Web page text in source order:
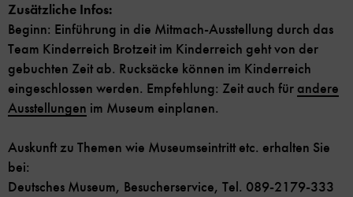
Zusätzliche Infos:
Beginn: Einführung in die Mitmach-Ausstellung durch das
Team Kinderreich Brotzeit im Kinderreich geht von der
gebuchten Zeit ab. Rucksäcke können im Kinderreich
eingeschlossen werden. Empfehlung: Zeit auch für andere
Ausstellungen im Museum einplanen.
Auskunft zu Themen wie Museumseintritt etc. erhalten Sie
bei:
Deutsches Museum, Besucherservice, Tel. 089-2179-333